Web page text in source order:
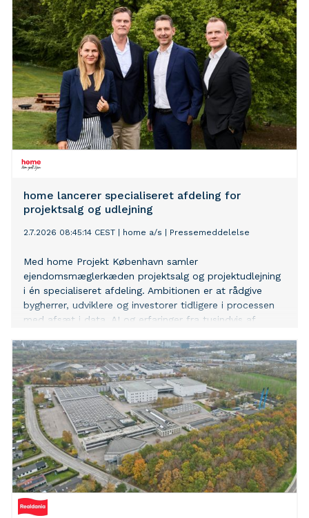
kulturliv.
home lancerer specialiseret afdeling for
projektsalg og udlejning
2.7.2026 08:45:14 CEST home a/s Pressemeddelelse
Med home Projekt København samler
ejendomsmæglerkæden projektsalg og projektudlejning
i én specialiseret afdeling. Ambitionen er at rådgive
bygherrer, udviklere og investorer tidligere i processen
med afsæt i data, AI og erfaringer fra tusindvis af